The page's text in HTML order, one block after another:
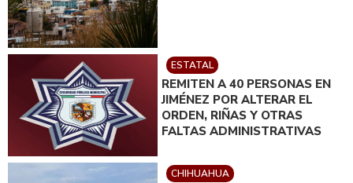
ESTATAL
REMITEN A 40 PERSONAS EN
JIMÉNEZ POR ALTERAR EL
ORDEN, RIÑAS Y OTRAS
FALTAS ADMINISTRATIVAS
CHIHUAHUA